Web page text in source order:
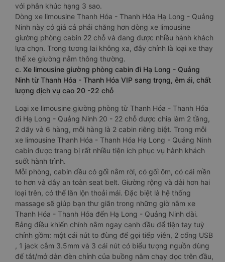
với phân khúc hạng 3 sao.
Dòng xe limousine Thanh Hóa - Thanh Hóa Hạ Long - Quảng
Ninh này có giá cả phải chăng hơn dòng xe limousine
giường phòng cabin 22 chỗ và đang được nhiều hành khách
lựa chọn. Trong tương lai không xa, đây chính là loại xe thay
thế xe giường nằm thông thường.
c. Xe limousine giường phòng cabin đi Hạ Long - Quảng
Ninh từ Thanh Hóa - Thanh Hóa VIP sang trọng, êm ái, chất
lượng dịch vụ cao 20 -22 chỗ
Loại xe limousine giường phòng từ Thanh Hóa - Thanh Hóa
đi Hạ Long - Quảng Ninh 20 - 22 chỗ được chia làm 2 tầng,
2 dãy và 6 hàng, mỗi hàng là 2 cabin riêng biệt. Trong mỗi
xe limousine Thanh Hóa - Thanh Hóa Hạ Long - Quảng Ninh
cabin được trang bị rất nhiều tiện ích phục vụ hành khách
suốt hành trình.
Mỗi phòng, cabin đều có gối nằm rời, có gối ôm, có cái mền
to hơn và dây an toàn seat belt. Giường rộng và dài hơn hai
loại trên, có thể lăn lộn thoải mái. Đặc biệt là hệ thống
massage sẽ giúp bạn thư giãn trong những giờ nằm xe
Thanh Hóa - Thanh Hóa đến Hạ Long - Quảng Ninh dài.
Bảng điều khiển chính nằm ngay cạnh đầu để tiện tay tuỳ
chỉnh gồm: một cái nút to đùng để gọi tiếp viên, 2 cổng USB
, 1 jack cắm 3.5mm và 3 cái nút có biểu tượng nguồn dùng
để tắt/mở dàn đèn chính của buồng nằm chạy dọc trên đầu,